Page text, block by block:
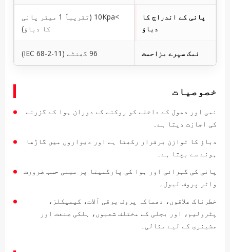
پانی کے اندراج کا
دباؤ
>10Kpa (تقریباً 1 میٹر پانی
کا دباؤ)
نمک سپرے مزاحمت 96 گھنٹے (IEC 68-2-11)
خصوصیات
نمی اور دھول کے داخلے کو روکنے کے دوران ہوا کے گزرنے
کی اجازت دیتا ہے۔
دباؤ کا توازن برقرار رکھتا ہے اور دیواروں میں گاڑھا
ہونے سے بچتا ہے۔
پانی کی گہرائی اور ہوا کی پارگمیتا پر مبنی حسب ضرورت
واٹر پروف لیول۔
خطرناک علاقوں، دھماکہ پروف برقی آلات، کیمیکلز،
پٹرولیم، اور بجلی کے مختلف شعبوں، ہلکی صنعت اور
مشینری کے لیے مثالی۔